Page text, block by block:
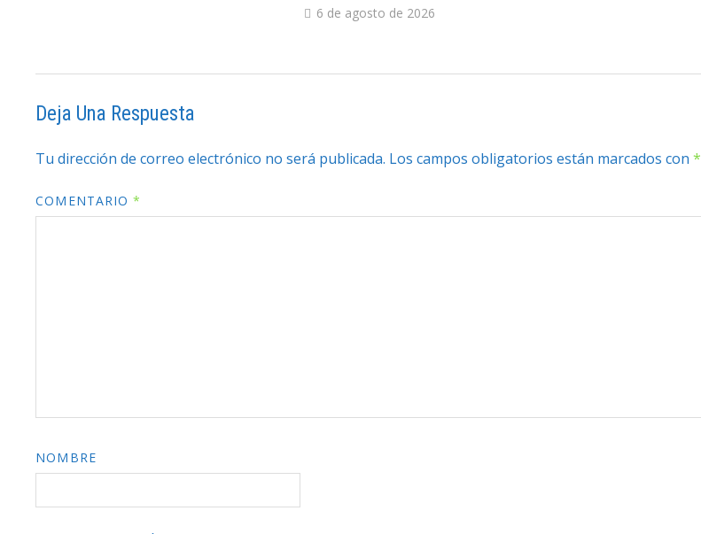
6 de agosto de 2026
Deja Una Respuesta
Tu dirección de correo electrónico no será publicada. Los campos obligatorios están marcados con*
COMENTARIO*
NOMBRE